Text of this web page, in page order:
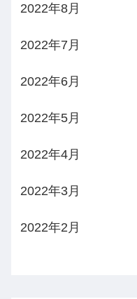
2022年8月
2022年7月
2022年6月
2022年5月
2022年4月
2022年3月
2022年2月